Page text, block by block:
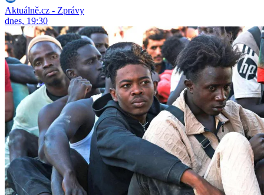
Aktuálně.cz - Zprávy
dnes, 19:30